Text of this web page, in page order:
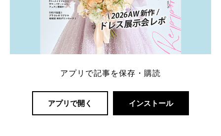
アプリで記事を保存・購読
アプリで開く インストール